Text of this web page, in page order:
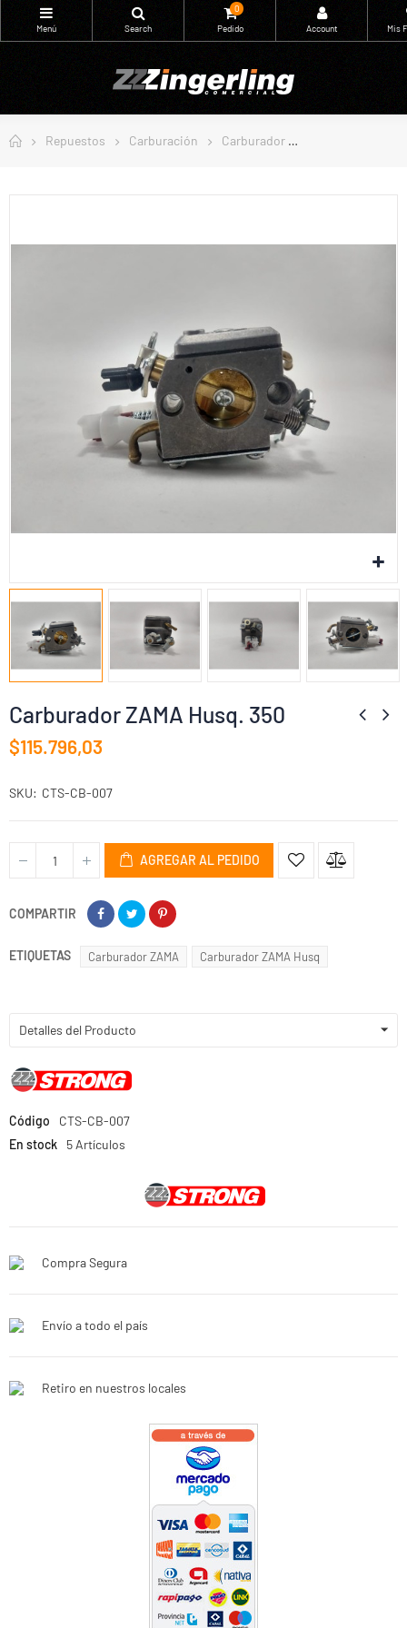
0
Repuestos Carburación Carburador
Carburador ZAMA Husq. 350
$115.796,03
SKU CTS-CB-007
AGREGAR AL PEDIDO
COMPARTIR
ETIQUETAS Carburador ZAMA Carburador ZAMA Husq
Detalles del Producto
Código
CTS-CB-007
En stock
5 Artículos
Compra Segura
Envío a todo el país
Retiro en nuestros locales